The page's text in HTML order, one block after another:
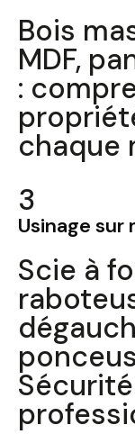
Bois
MDF,
:
chaque
3
Usinage sur
Scie à